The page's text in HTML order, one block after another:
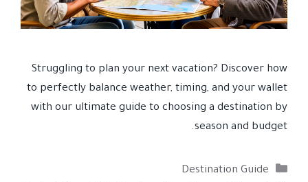
Struggling to plan your next vacation? Discover how
to perfectly balance weather, timing, and your wallet
with our ultimate guide to choosing a destination by
season and budget.
التصنيفات
Destination Guide